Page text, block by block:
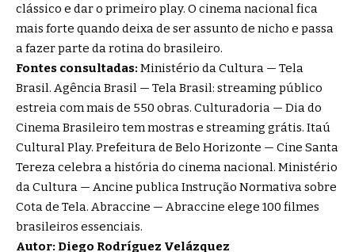
clássico e dar o primeiro play. O cinema nacional fica
mais forte quando deixa de ser assunto de nicho e passa
a fazer parte da rotina do brasileiro.
Fontes consultadas: Ministério da Cultura — Tela
Brasil. Agência Brasil — Tela Brasil: streaming público
estreia com mais de 550 obras. Culturadoria — Dia do
Cinema Brasileiro tem mostras e streaming grátis. Itaú
Cultural Play. Prefeitura de Belo Horizonte — Cine Santa
Tereza celebra a história do cinema nacional. Ministério
da Cultura — Ancine publica Instrução Normativa sobre
Cota de Tela. Abraccine — Abraccine elege 100 filmes
brasileiros essenciais.
Autor: Diego Rodríguez Velázquez